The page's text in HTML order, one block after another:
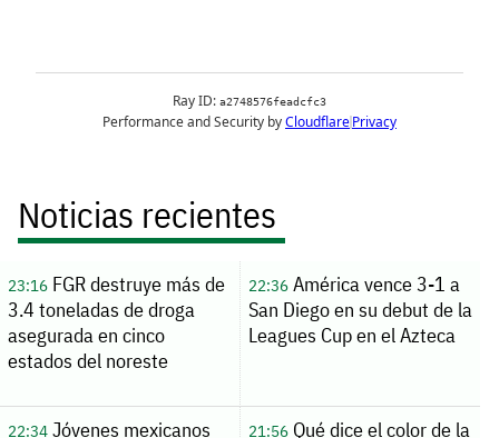
Noticias recientes
23:16FGR destruye más de
3.4 toneladas de droga
asegurada en cinco
estados del noreste
22:36América vence 3-1 a
San Diego en su debut de la
Leagues Cup en el Azteca
22:34Jóvenes mexicanos
21:56Qué dice el color de la